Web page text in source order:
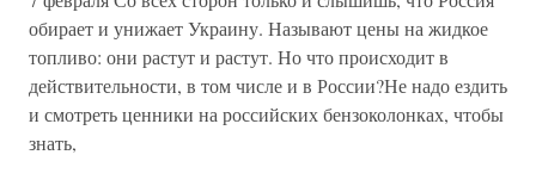
обирает и унижает Украину. Называют цены на жидкое
топливо: они растут и растут. Но что происходит в
действительности, в том числе и в России?Не надо ездить
и смотреть ценники на российских бензоколонках, чтобы
знать,